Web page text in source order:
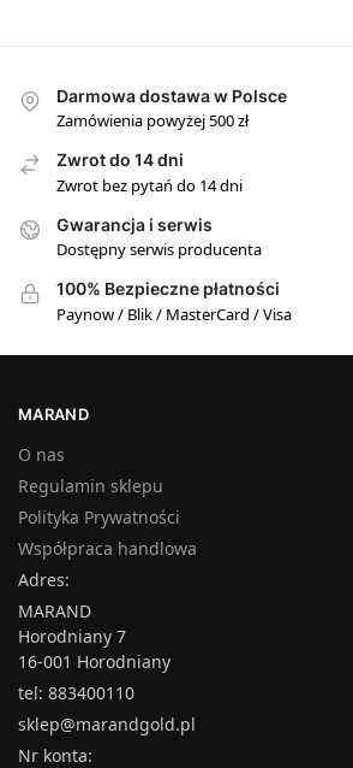
Darmowa dostawa w Polsce
Zamówienia powyżej 500 zł
Zwrot do 14 dni
Zwrot bez pytań do 14 dni
Gwarancja i serwis
Dostępny serwis producenta
100% Bezpieczne płatności
Paynow / Blik / MasterCard / Visa
MARAND
O nas
Regulamin sklepu
Polityka Prywatności
Współpraca handlowa
Adres:
MARAND
Horodniany 7
16-001 Horodniany
tel: 883400110
sklep@marandgold.pl
Nr konta: